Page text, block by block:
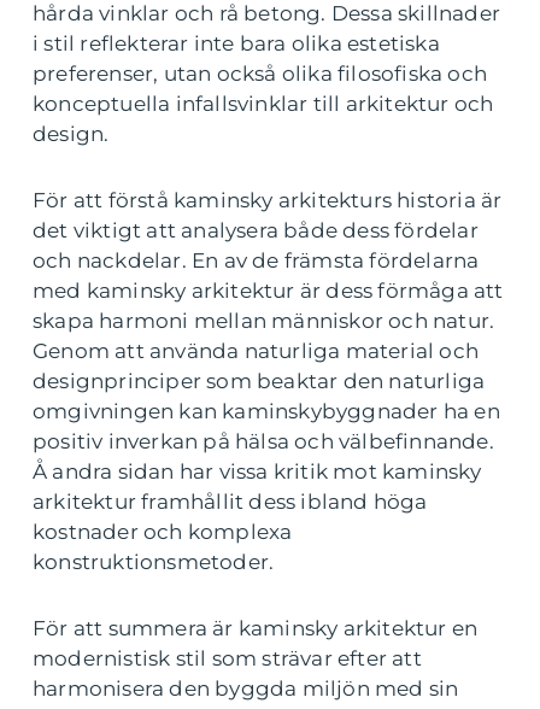
hårda vinklar och rå betong. Dessa skillnader
i stil reflekterar inte bara olika estetiska
preferenser, utan också olika filosofiska och
konceptuella infallsvinklar till arkitektur och
design.
För att förstå kaminsky arkitekturs historia är
det viktigt att analysera både dess fördelar
och nackdelar. En av de främsta fördelarna
med kaminsky arkitektur är dess förmåga att
skapa harmoni mellan människor och natur.
Genom att använda naturliga material och
designprinciper som beaktar den naturliga
omgivningen kan kaminskybyggnader ha en
positiv inverkan på hälsa och välbefinnande.
Å andra sidan har vissa kritik mot kaminsky
arkitektur framhållit dess ibland höga
kostnader och komplexa
konstruktionsmetoder.
För att summera är kaminsky arkitektur en
modernistisk stil som strävar efter att
harmonisera den byggda miljön med sin